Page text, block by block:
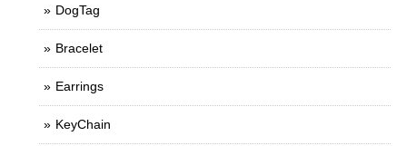
DogTag
Bracelet
Earrings
KeyChain